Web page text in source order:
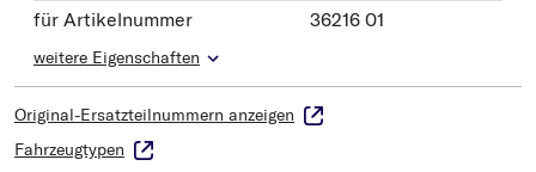
für Artikelnummer
36216 01
weitere Eigenschaften
Original-Ersatzteilnummern anzeigen
Fahrzeugtypen